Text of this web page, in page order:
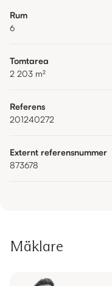
Rum
6
Tomtarea
2 203 m²
Referens
201240272
Externt referensnummer
873678
Mäklare